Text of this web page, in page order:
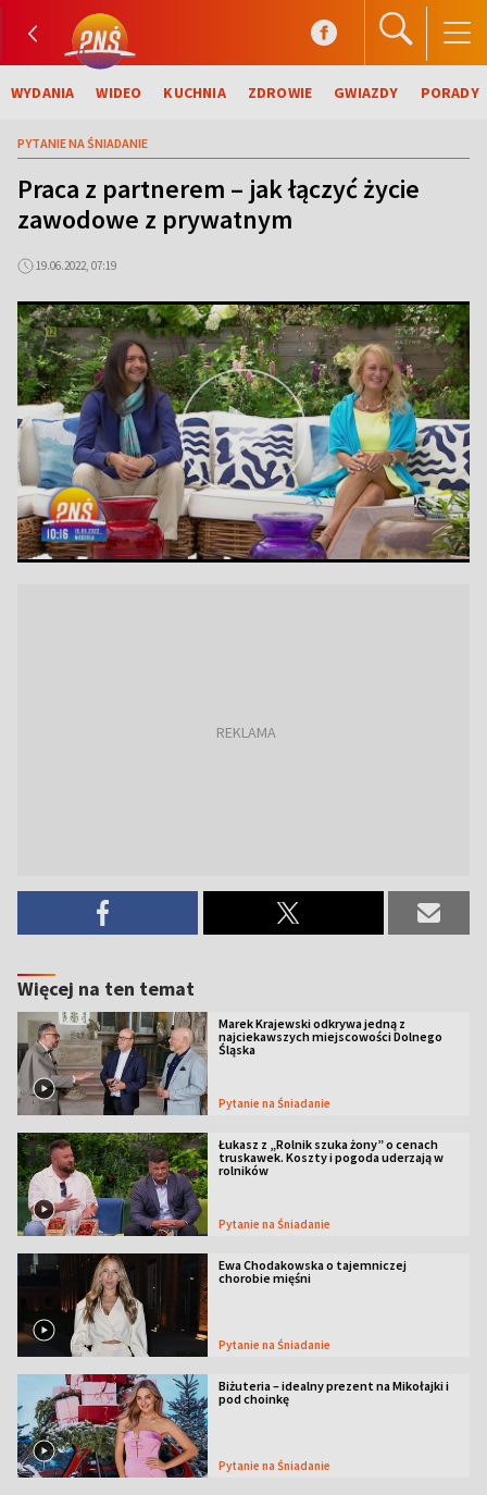
WYDANIA WIDEO KUCHNIA ZDROWIE GWIAZDY PORADY
PYTANIE NA ŚNIADANIE
Praca z partnerem – jak łączyć życie
zawodowe z prywatnym
19.06.2022, 07:19
Więcej na ten temat
Marek Krajewski odkrywa jedną z
najciekawszych miejscowości Dolnego
Śląska
Pytanie na Śniadanie
Łukasz z „Rolnik szuka żony” o cenach
truskawek. Koszty i pogoda uderzają w
rolników
Pytanie na Śniadanie
Ewa Chodakowska o tajemniczej
chorobie mięśni
Pytanie na Śniadanie
Biżuteria – idealny prezent na Mikołajki i
pod choinkę
Pytanie na Śniadanie